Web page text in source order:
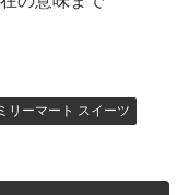
リーマート スイーツ